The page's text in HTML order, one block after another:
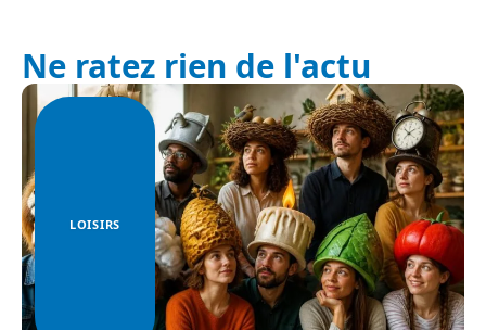
Ne ratez rien de l'actu
LOISIRS